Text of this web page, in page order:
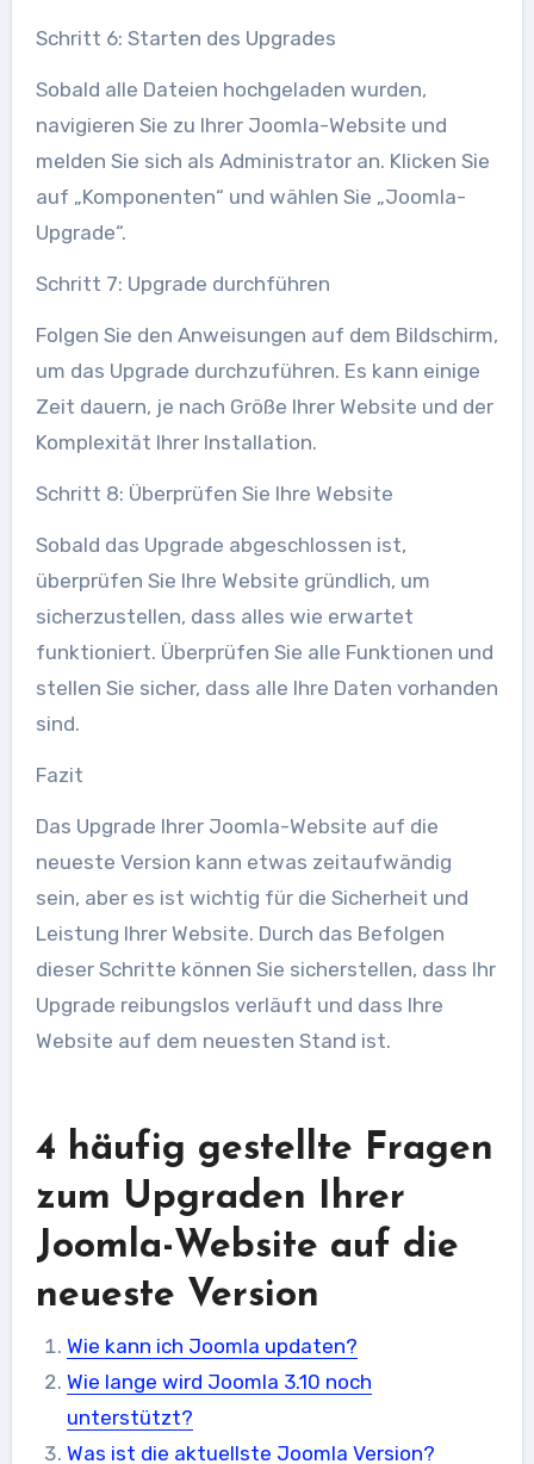
Schritt 6: Starten des Upgrades
Sobald alle Dateien hochgeladen wurden,
navigieren Sie zu Ihrer Joomla-Website und
melden Sie sich als Administrator an. Klicken Sie
auf „Komponenten“ und wählen Sie „Joomla-
Upgrade“.
Schritt 7: Upgrade durchführen
Folgen Sie den Anweisungen auf dem Bildschirm,
um das Upgrade durchzuführen. Es kann einige
Zeit dauern, je nach Größe Ihrer Website und der
Komplexität Ihrer Installation.
Schritt 8: Überprüfen Sie Ihre Website
Sobald das Upgrade abgeschlossen ist,
überprüfen Sie Ihre Website gründlich, um
sicherzustellen, dass alles wie erwartet
funktioniert. Überprüfen Sie alle Funktionen und
stellen Sie sicher, dass alle Ihre Daten vorhanden
sind.
Fazit
Das Upgrade Ihrer Joomla-Website auf die
neueste Version kann etwas zeitaufwändig
sein, aber es ist wichtig für die Sicherheit und
Leistung Ihrer Website. Durch das Befolgen
dieser Schritte können Sie sicherstellen, dass Ihr
Upgrade reibungslos verläuft und dass Ihre
Website auf dem neuesten Stand ist.
4 häufig gestellte Fragen
zum Upgraden Ihrer
Joomla-Website auf die
neueste Version
Wie kann ich Joomla updaten?
Wie lange wird Joomla 3.10 noch
unterstützt?
Was ist die aktuellste Joomla Version?